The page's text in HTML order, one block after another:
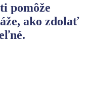
pomôže
ako zdolať